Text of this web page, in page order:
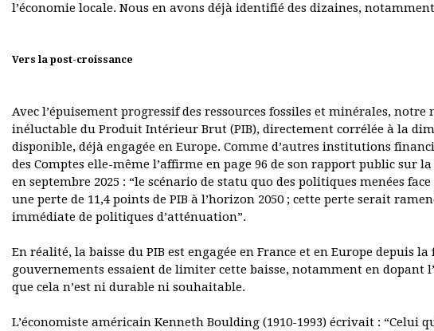
l’économie locale. Nous en avons déjà identifié des dizaines,
Vers la post-croissance
Avec l’épuisement progressif des ressources fossiles et minérales,
inéluctable du Produit Intérieur Brut (PIB), directement corrélée à la
disponible, déjà engagée en Europe. Comme d’autres institutions
des Comptes elle-même l’affirme en page 96 de son rapport public
en septembre 2025 : “le scénario de statu quo des politiques menées
une perte de 11,4 points de PIB à l’horizon 2050 ; cette perte serait
immédiate de politiques d’atténuation”.
En réalité, la baisse du PIB est engagée en France et en Europe depuis
gouvernements essaient de limiter cette baisse, notamment en dopant
que cela n’est ni durable ni souhaitable.
L’économiste américain Kenneth Boulding (1910-1993) écrivait : “Celui